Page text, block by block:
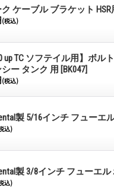
ケーブル ブラケット HSR
(税込)
up TC ソフテイル用】ボ
ー タンク 用 [BK047]
(税込)
製 5/16インチ フューエ
込)
製 3/8インチ フューエル
込)